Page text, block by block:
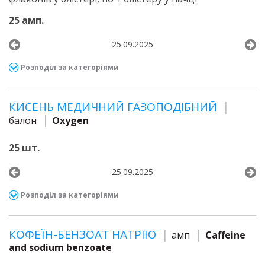
25 амп.
25.09.2025
Розподіл за категоріями
КИСЕНЬ МЕДИЧНИЙ ГАЗОПОДІБНИЙ
балон Oxygen
25 шт.
25.09.2025
Розподіл за категоріями
КОФЕЇН-БЕНЗОАТ НАТРІЮ амп
Caffeine
and sodium benzoate